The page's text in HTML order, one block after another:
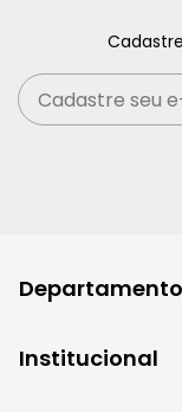
Institucional